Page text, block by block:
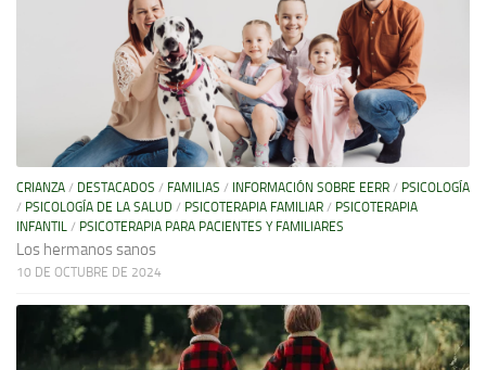
CRIANZA / DESTACADOS / FAMILIAS / INFORMACIÓN SOBRE EERR / PSICOLOGÍA
/ PSICOLOGÍA DE LA SALUD / PSICOTERAPIA FAMILIAR / PSICOTERAPIA
INFANTIL / PSICOTERAPIA PARA PACIENTES Y FAMILIARES
Los hermanos sanos
10 DE OCTUBRE DE 2024